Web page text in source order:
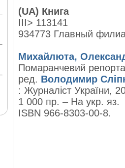
(UA) Книга
III> 113141
934773 Главный
Михайлюта,
Помаранчевий
ред. Володимир
: Журналіст України,
1 000 пр. – На укр. яз.
ISBN 966-8303-00-8.